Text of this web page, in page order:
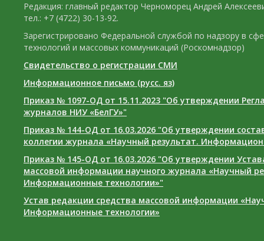
Редакция: главный редактор Черноморец Андрей
тел.: +7 (4722) 30-13-92.
Зарегистрировано Федеральной службой по надзору в
технологий и массовых коммуникаций (Роскомнадзор)
Свидетельство о регистрации СМИ
Информационное письмо (русс. яз)
Приказ № 1097-ОД от 15.11.2023 "Об утверждении
журналов НИУ «БелГУ»"
Приказ № 144-ОД от 16.03.2026 "Об утверждении
коллегии журнала «Научный результат.
Приказ № 145-ОД от 16.03.2026 "Об утверждении
массовой информации научного журнала «Научный
Информационные технологии»"
Устав редакции средства массовой информации
Информационные технологии»